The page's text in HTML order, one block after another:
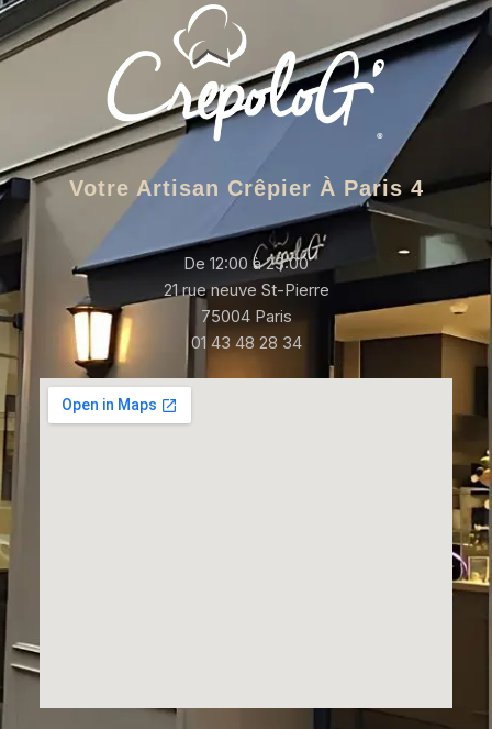
Votre Artisan Crêpier À Paris 4
De 12:00 à 23:00
21 rue neuve St-Pierre
75004 Paris
01 43 48 28 34